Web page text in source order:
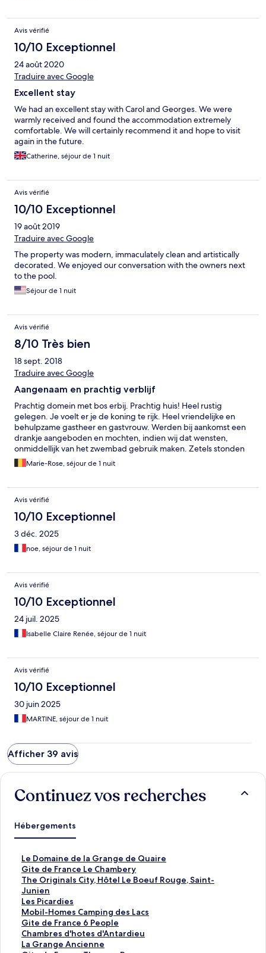
Avis vérifié
10/10 Exceptionnel
24 août 2020
Traduire avec Google
Excellent stay
We had an excellent stay with Carol and Georges. We were
warmly received and found the accommodation extremely
comfortable. We will certainly recommend it and hope to visit
again in the future.
Catherine, séjour de 1 nuit
Avis vérifié
10/10 Exceptionnel
19 août 2019
Traduire avec Google
The property was modern, immaculately clean and artistically
decorated. We enjoyed our conversation with the owners next
to the pool.
Séjour de 1 nuit
Avis vérifié
8/10 Très bien
18 sept. 2018
Traduire avec Google
Aangenaam en prachtig verblijf
Prachtig domein met bos erbij. Prachtig huis! Heel rustig
gelegen. Je voelt er je de koning te rijk. Heel vriendelijke en
behulpzame gastheer en gastvrouw. Werden bij aankomst een
drankje aangeboden en mochten, indien wij dat wensten,
onmiddellijk van het zwembad gebruik maken. Zetels stonden
klaar bij aankomst. Voor het avondeten, indien je dat wenst,
reserveren ze een restaurant voor jou. Is ook wel een aanrader
lekker en vers. Een baguette zou wel mogen. Toespijzen waren
enkel confituren en honing, gemaakt door de heer deze huizes.
Is ideaal gelegen indien je een bezoek wenst te brengen aan
Oradour-sur-Glane.
Marie-Rose, séjour de 1 nuit
Avis vérifié
10/10 Exceptionnel
3 déc. 2025
noe, séjour de 1 nuit
Avis vérifié
10/10 Exceptionnel
24 juil. 2025
Isabelle Claire Renée, séjour de 1 nuit
Avis vérifié
10/10 Exceptionnel
30 juin 2025
MARTINE, séjour de 1 nuit
Afficher 39 avis
Continuez vos recherches
Hébergements
Le Domaine de la Grange de Quaire
L
i
e
n
o
u
v
r
a
Gite de France Le Chambery
L
i
e
n
o
u
v
r
The Originals City, Hôtel Le Boeuf Rouge, Saint-
Junien
L
i
e
n
o
u
v
Les Picardies
L
i
e
n
o
Mobil-Homes Camping des Lacs
L
i
e
n
Gite de France 6 People
L
i
e
Chambres d'hotes d'Antardieu
L
iLa Grange Ancienne
L